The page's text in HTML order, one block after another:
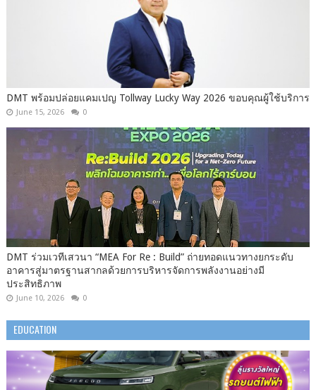
DMT พร้อมปล่อยแคมเปญ Tollway Lucky Way 2026 ขอบคุณผู้ใช้บริการ
June 15, 2026 0
DMT ร่วมเวทีเสวนา “MEA For Re : Build” ถ่ายทอดแนวทางยกระดับ
อาคารสู่มาตรฐานสากลด้วยการบริหารจัดการพลังงานอย่างมี
ประสิทธิภาพ
June 10, 2026 0
EDUCATION